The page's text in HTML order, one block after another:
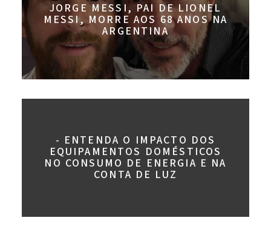
JORGE MESSI, PAI DE LIONEL
MESSI, MORRE AOS 68 ANOS NA
ARGENTINA
- ENTENDA O IMPACTO DOS
EQUIPAMENTOS DOMÉSTICOS
NO CONSUMO DE ENERGIA E NA
CONTA DE LUZ